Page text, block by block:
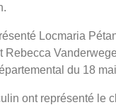
Locmaria
Rebecca
du 18
ont représenté le